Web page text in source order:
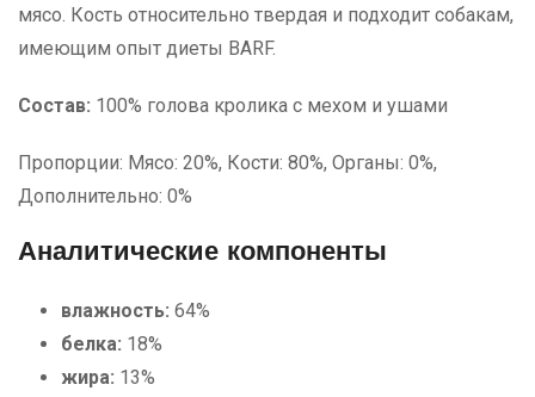
мясо. Кость относительно твердая и подходит собакам,
имеющим опыт диеты BARF.
Состав: 100% голова кролика с мехом и ушами
Пропорции: Мясо: 20%, Кости: 80%, Органы: 0%,
Дополнительно: 0%
Аналитические компоненты
влажность: 64%
белка: 18%
жира: 13%